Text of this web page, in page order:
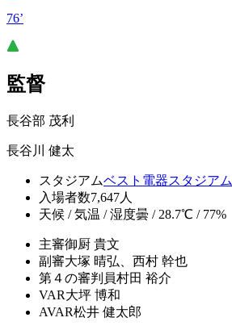
76’
監督
長谷部 茂利
長谷川 健太
スタジアムベスト電器スタジアム
入場者数7,647人
天候 / 気温 / 湿度曇 / 28.7℃ / 77%
主審御厨 貴文
副審大塚 晴弘、西村 幹也
第４の審判員村田 裕介
VAR大坪 博和
AVAR松井 健太郎